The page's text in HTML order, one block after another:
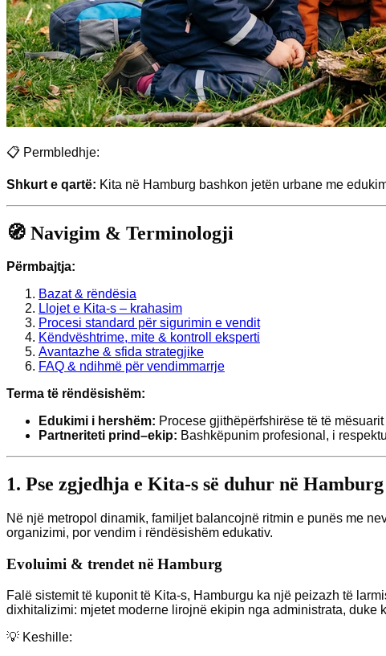
📋 Permbledhje:
Shkurt e qartë: Kita në Hamburg bashkon jetën urbane me
🧭 Navigim & Terminologji
Përmbajtja:
Bazat & rëndësia
Llojet e Kita-s – krahasim
Procesi standard për sigurimin e vendit
Këndvështrime, mite & kontroll eksperti
Avantazhe & sfida strategjike
FAQ & ndihmë për vendimmarrje
Terma të rëndësishëm:
Edukimi i hershëm: Procese gjithëpërfshirëse të të
Partneriteti prind–ekip: Bashkëpunim profesional, i
1. Pse zgjedhja e Kita-s së duhur në
Në një metropol dinamik, familjet balancojnë ritmin e punës me
organizimi, por vendim i rëndësishëm edukativ.
Evoluimi & trendet në Hamburg
Falë sistemit të kuponit të Kita-s, Hamburgu ka një peizazh të
dixhitalizimi: mjetet moderne lirojnë ekipin nga administrata, duke
💡 Keshille: